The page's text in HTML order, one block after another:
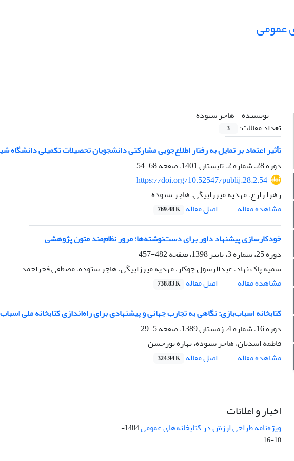
عمومی
نویسنده =هاجر ستوده
تعداد مقالات:
3
تأثیر اعتماد بر تمایل به رفتار اطلاع‌جویی مشارکتی دانشجویان تحصیلات تکمیلی دانشگاه
دوره 28، شماره 2، تابستان 1401، صفحه
68-54
https://doi.org/10.52547/publij.28.2.54
زهرا زارع، مهدیه میرزابیگی، هاجر ستوده
مشاهده مقاله
اصل مقاله 769.48 K
خودکارسازی پیشنهاد داور برای دست‌نوشته‌ها: مرور نظام‌مند متون پژوهشی
دوره 25، شماره 3، پاییز 1398، صفحه
482-457
سمیه پاک نهاد، عبدالرسول جوکار، مهدیه میرزابیگی، هاجر ستوده، مصطفی فخراحمد
مشاهده مقاله
اصل مقاله 738.83 K
کتابخانه‌ اسباب‌بازی: نگاهی به تجارب جهانی و پیشنهادی برای راه‌اندازی کتابخانه ملی
دوره 16، شماره 4، زمستان 1389، صفحه
5-29
فاطمه اسدیان، هاجر ستوده، بهاره پورحسن
مشاهده مقاله
اصل مقاله 324.94 K
اخبار و اعلانات
ویژه‌نامه طراحی ارزش در کتابخانه‌های عمومی
1404-
10-16